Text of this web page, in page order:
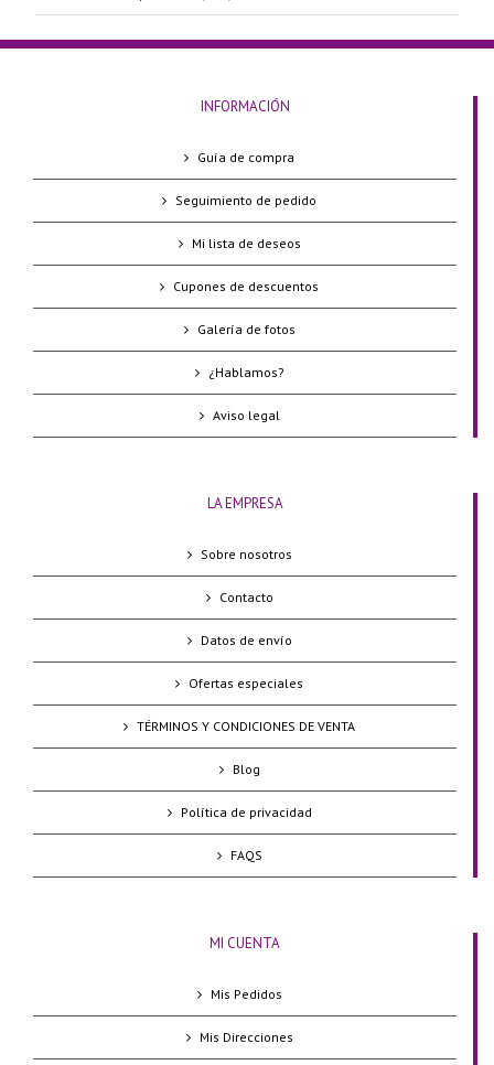
INFORMACIÓN
Guía de compra
Seguimiento de pedido
Mi lista de deseos
Cupones de descuentos
Galería de fotos
¿Hablamos?
Aviso legal
LA EMPRESA
Sobre nosotros
Contacto
Datos de envío
Ofertas especiales
TÉRMINOS Y CONDICIONES DE VENTA
Blog
Política de privacidad
FAQS
MI CUENTA
Mis Pedidos
Mis Direcciones